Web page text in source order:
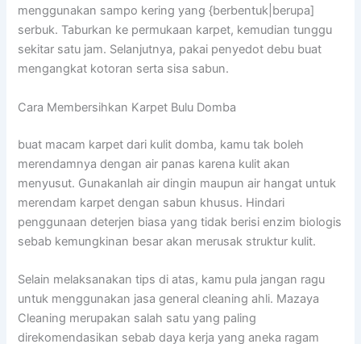
menggunakan sampo kering yang {berbentuk|berupa]
serbuk. Taburkan ke permukaan karpet, kemudian tunggu
sekitar satu jam. Selanjutnya, pakai penyedot debu buat
mengangkat kotoran serta sisa sabun.
Cara Membersihkan Karpet Bulu Domba
buat macam karpet dari kulit domba, kamu tak boleh
merendamnya dengan air panas karena kulit akan
menyusut. Gunakanlah air dingin maupun air hangat untuk
merendam karpet dengan sabun khusus. Hindari
penggunaan deterjen biasa yang tidak berisi enzim biologis
sebab kemungkinan besar akan merusak struktur kulit.
Selain melaksanakan tips di atas, kamu pula jangan ragu
untuk menggunakan jasa general cleaning ahli. Mazaya
Cleaning merupakan salah satu yang paling
direkomendasikan sebab daya kerja yang aneka ragam